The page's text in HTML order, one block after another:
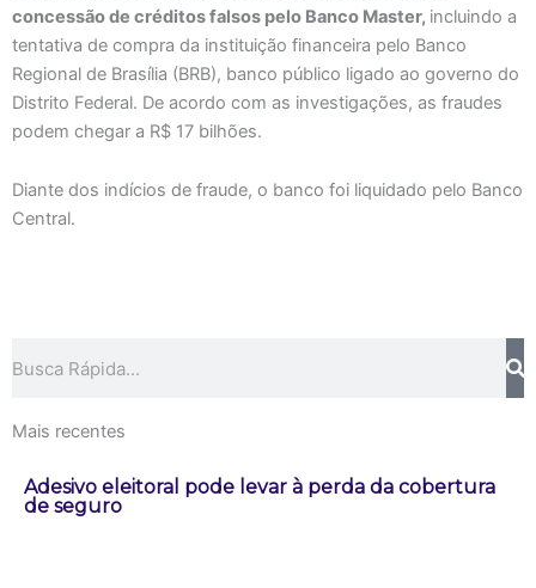
concessão de créditos falsos pelo Banco Master, incluindo a
tentativa de compra da instituição financeira pelo Banco
Regional de Brasília (BRB), banco público ligado ao governo do
Distrito Federal. De acordo com as investigações, as fraudes
podem chegar a R$ 17 bilhões.
Diante dos indícios de fraude, o banco foi liquidado pelo Banco
Central.
Mais recentes
Adesivo eleitoral pode levar à perda da cobertura
de seguro